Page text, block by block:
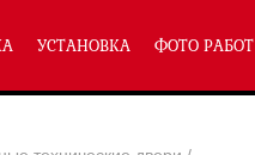
УСТАНОВКА ФОТО РАБОТ